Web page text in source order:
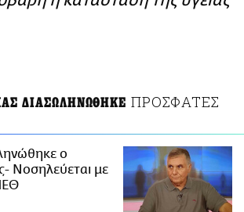
ΔΙΑΣΩΛΗΝΩΘΗΚΕ ΠΡΟΣΦΑΤΕΣ
ο
Νοσηλεύεται με